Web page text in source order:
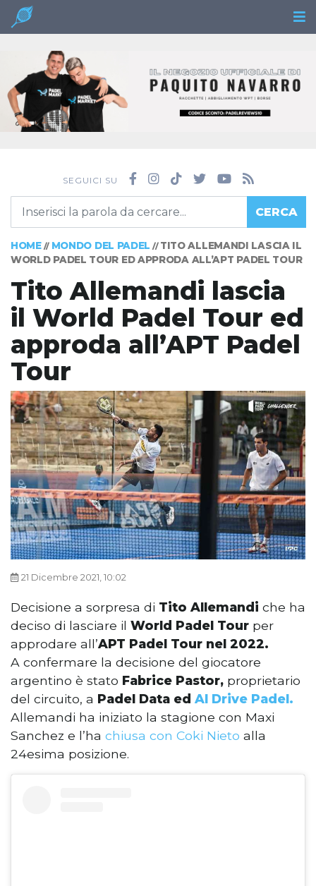
SEGUICI SU
CERCA
HOME// MONDO DEL PADEL // TITO ALLEMANDI LASCIA IL
WORLD PADEL TOUR ED APPRODA ALL’APT PADEL TOUR
Tito Allemandi lascia
il World Padel Tour ed
approda all’APT Padel
Tour
21 Dicembre 2021, 10:02
Decisione a sorpresa di Tito Allemandi che ha
deciso di lasciare il World Padel Tour per
approdare all’APT Padel Tour nel 2022.
A confermare la decisione del giocatore
argentino è stato Fabrice Pastor, proprietario
del circuito, a Padel Data ed Al Drive Padel.
Allemandi ha iniziato la stagione con Maxi
Sanchez e l’ha chiusa con Coki Nieto alla
24esima posizione.